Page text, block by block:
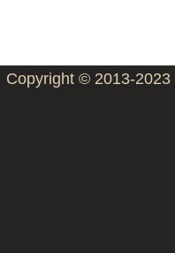
Copyright © 2013-2023